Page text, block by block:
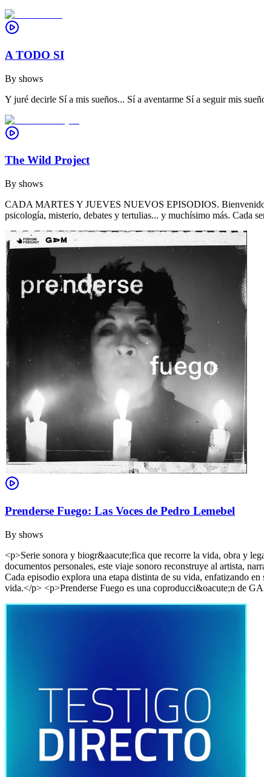
A TODO SI
By shows
Y juré decirle Sí a mis sueños... Sí a aventarme Sí a seguir mis
The Wild Project
By shows
CADA MARTES Y JUEVES NUEVOS EPISODIOS.
psicología, misterio, debates y tertulias... y muchísimo más. Cada
Prenderse Fuego: Las Voces de Pedro Lemebel
By shows
<p>Serie sonora y biogr&aacute;fica que recorre la vida, obra y
documentos personales, este viaje sonoro reconstruye al artista,
Cada episodio explora una etapa distinta de su vida, enfatizando
vida.</p> <p>Prenderse Fuego es una coproducci&oacute;n de